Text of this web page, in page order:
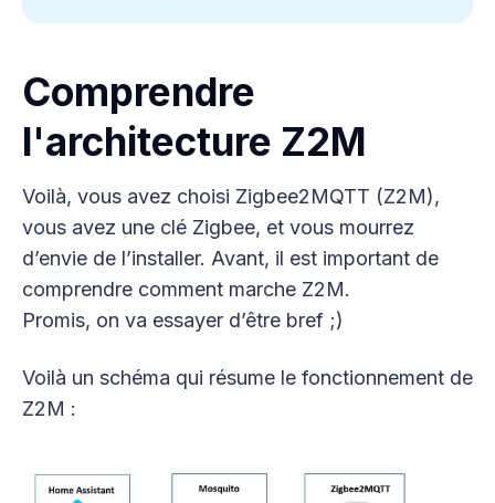
Comprendre
l'architecture Z2M
Voilà, vous avez choisi Zigbee2MQTT (Z2M),
vous avez une clé Zigbee, et vous mourrez
d’envie de l’installer. Avant, il est important de
comprendre comment marche Z2M.
Promis, on va essayer d’être bref ;)
Voilà un schéma qui résume le fonctionnement de
Z2M :